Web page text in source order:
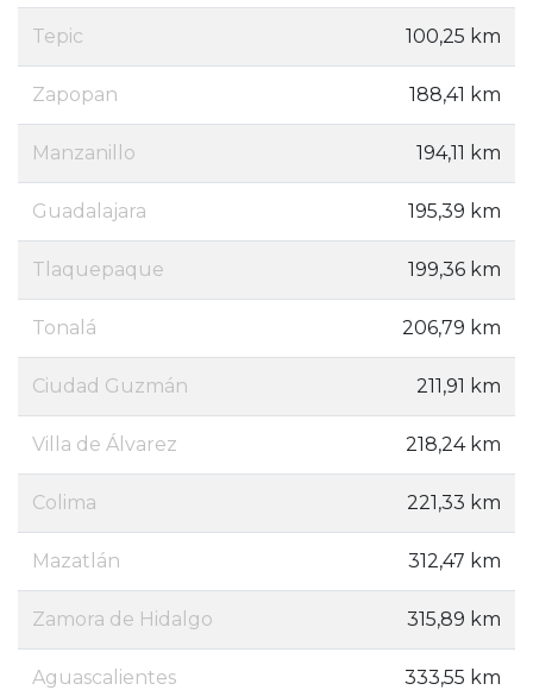
Tepic 100,25 km
Zapopan 188,41 km
Manzanillo 194,11 km
Guadalajara 195,39 km
Tlaquepaque 199,36 km
Tonalá 206,79 km
Ciudad Guzmán 211,91 km
Villa de Álvarez 218,24 km
Colima 221,33 km
Mazatlán 312,47 km
Zamora de Hidalgo 315,89 km
Aguascalientes 333,55 km